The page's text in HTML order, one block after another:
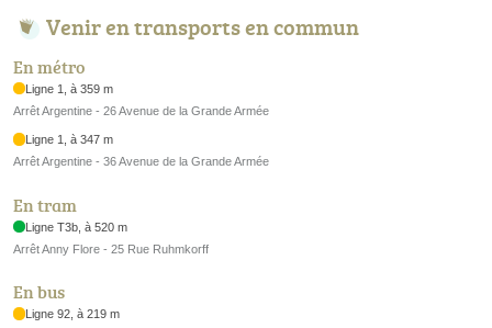
Venir en transports en commun
En métro
Ligne 1, à 359 m
Arrêt Argentine - 26 Avenue de la Grande Armée
Ligne 1, à 347 m
Arrêt Argentine - 36 Avenue de la Grande Armée
En tram
Ligne T3b, à 520 m
Arrêt Anny Flore - 25 Rue Ruhmkorff
En bus
Ligne 92, à 219 m